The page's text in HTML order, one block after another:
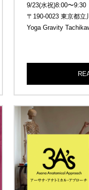
9/23(水祝)8:00〜9:30
〒190-0023 東京都立
Yoga Gravity